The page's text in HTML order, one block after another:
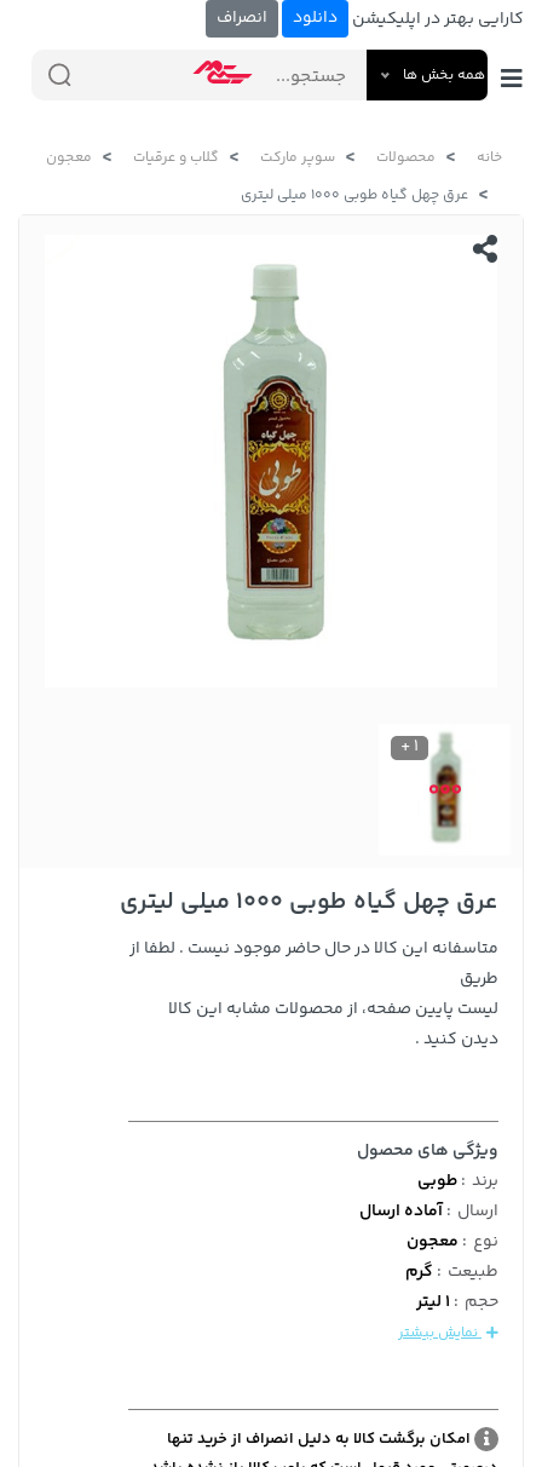
کارایی بهتر در اپلیکیشن دانلود انصراف
همه بخش ها
خانه محصولات سوپر مارکت گلاب و عرقیات
معجون
عرق چهل گیاه طوبی 1000 میلی لیتری
1 +
عرق چهل گیاه طوبی 1000 میلی لیتری
متاسفانه این کالا در حال حاضر موجود نیست . لطفا از
طریق
لیست پایین صفحه، از محصولات مشابه این کالا
دیدن کنید .
ویژگی های محصول
برند :طوبی
ارسال :آماده ارسال
نوع : معجون
طبیعت : گرم
حجم : 1 لیتر
نمایش بیشتر
امکان برگشت کالا به دلیل انصراف از خرید تنها